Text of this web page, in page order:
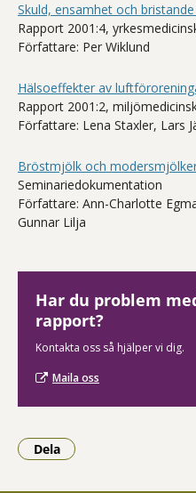
Skuld, ensamhet och
Rapport 2001:4,
Författare: Per Wiklund
Hälsoeffekter av
Rapport 2001:2,
Författare: Lena Staxler, Lars
Bröstmjölk och
Seminariedokumentation
Författare: Ann-Charlotte
Gunnar Lilja
Har du problem
rapport?
Kontakta oss så hjälper vi dig.
Maila oss
Dela
- Klicka för att öppna